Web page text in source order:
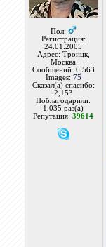
Пол:
Регистрация:
24.01.2005
Адрес: Троицк,
Москва
Сообщений: 6,563
Images: 75
Сказал(а) спасибо:
2,153
Поблагодарили:
1,035 раз(а)
Репутация:39614